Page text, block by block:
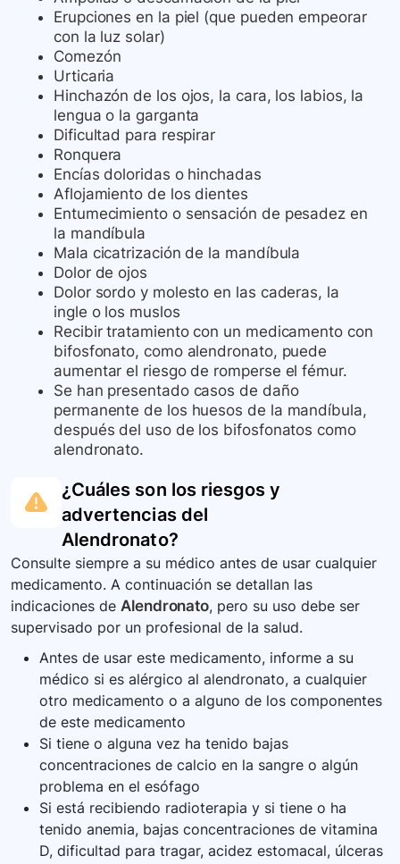
Erupciones en la piel (que pueden empeorar
con la luz solar)
Comezón
Urticaria
Hinchazón de los ojos, la cara, los labios, la
lengua o la garganta
Dificultad para respirar
Ronquera
Encías doloridas o hinchadas
Aflojamiento de los dientes
Entumecimiento o sensación de pesadez en
la mandíbula
Mala cicatrización de la mandíbula
Dolor de ojos
Dolor sordo y molesto en las caderas, la
ingle o los muslos
Recibir tratamiento con un medicamento con
bifosfonato, como alendronato, puede
aumentar el riesgo de romperse el fémur.
Se han presentado casos de daño
permanente de los huesos de la mandíbula,
después del uso de los bifosfonatos como
alendronato.
¿Cuáles son los riesgos y
advertencias del
Alendronato?
Consulte siempre a su médico antes de usar cualquier
medicamento. A continuación se detallan las
indicaciones de Alendronato, pero su uso debe ser
supervisado por un profesional de la salud.
Antes de usar este medicamento, informe a su
médico si es alérgico al alendronato, a cualquier
otro medicamento o a alguno de los componentes
de este medicamento
Si tiene o alguna vez ha tenido bajas
concentraciones de calcio en la sangre o algún
problema en el esófago
Si está recibiendo radioterapia y si tiene o ha
tenido anemia, bajas concentraciones de vitamina
D, dificultad para tragar, acidez estomacal, úlceras